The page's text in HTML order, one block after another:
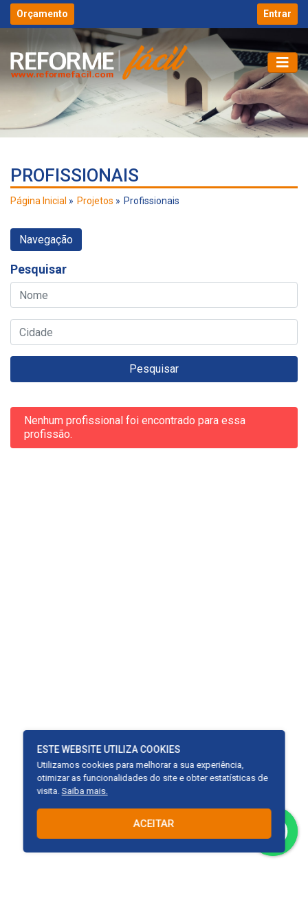
Orçamento Entrar
PROFISSIONAIS
Página Inicial Projetos Profissionais
Navegação
Pesquisar
Pesquisar
Nenhum profissional foi encontrado para essa
profissão.
ESTE WEBSITE UTILIZA COOKIES
Utilizamos cookies para melhorar a sua experiência,
otimizar as funcionalidades do site e obter estatísticas de
visita.Saiba mais.
ACEITAR